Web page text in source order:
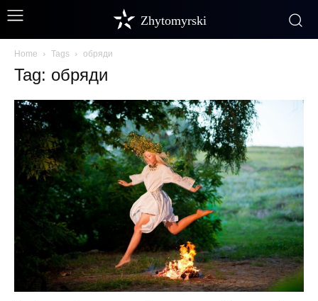
Zhytomyrski
Home Tags обряди
Tag: обряди